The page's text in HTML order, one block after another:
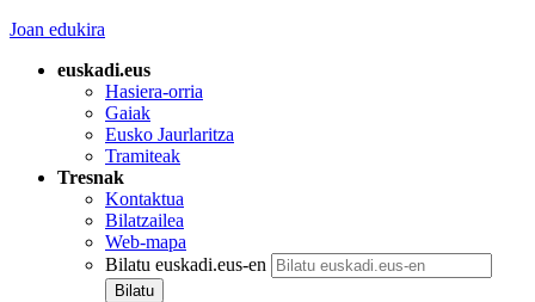
Joan edukira
euskadi.eus
Hasiera-orria
Gaiak
Eusko Jaurlaritza
Tramiteak
Tresnak
Kontaktua
Bilatzailea
Web-mapa
Bilatu euskadi.eus-en